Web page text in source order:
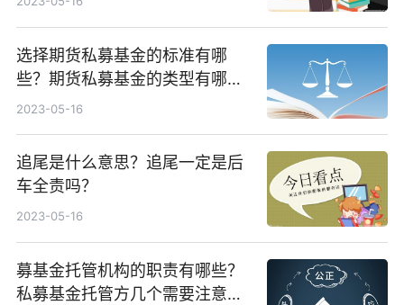
选择期货私募基金的标准有哪
些？期货私募基金的类型有哪
些？
2023-05-16
追尾是什么意思？追尾一定是后
车全责吗？
2023-05-16
募基金托管机构的职责有哪些？
私募基金托管方几个需要注意的